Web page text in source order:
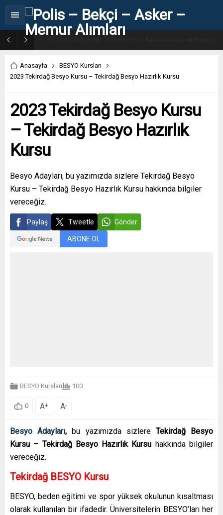
Anasayfa
BESYO Kursları
2023 Tekirdağ Besyo Kursu – Tekirdağ Besyo Hazırlık Kursu
2023 Tekirdağ Besyo Kursu
– Tekirdağ Besyo Hazırlık
Kursu
Besyo Adayları, bu yazımızda sizlere Tekirdağ Besyo
Kursu – Tekirdağ Besyo Hazırlık Kursu hakkında bilgiler
vereceğiz.
Paylaş Tweetle Gönder
ABONE OL
BESYO Kursları 100
0 A+ A-
Besyo Adayları, bu yazımızda sizlere Tekirdağ Besyo
Kursu – Tekirdağ Besyo Hazırlık Kursu hakkında bilgiler
vereceğiz.
Tekirdağ BESYO Kursu
BESYO, beden eğitimi ve spor yüksek okulunun kısaltması
olarak kullanılan bir ifadedir. Üniversitelerin BESYO’ları her